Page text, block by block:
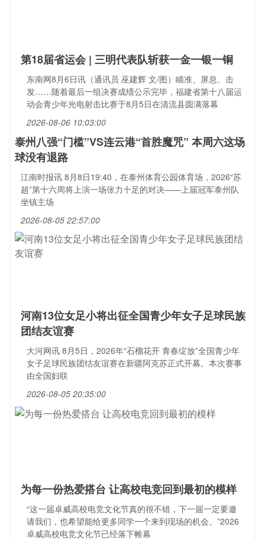
第18届省运会 | 三明代表队斩获一金一银一铜
东南网8月6日讯（通讯员 巫建辉 文/图）瞄准、屏息、击
发……随着最后一组决赛成绩公示完毕，福建省第十八届运
动会青少年光电射击比赛于8月5日在清流县圆满落幕
2026-08-06 10:03:00
泰州八强“门槛”VS连云港“首胜魔咒” 本周六这场
球没有退路
江南时报讯 8月8日19:40，在泰州体育公园体育场，2026“苏
超”第十六周将上演一场张力十足的对决——上届冠军泰州队
坐镇主场
2026-08-05 22:57:00
河南13位女足小将出征全国青少年女子足球民族
团结友谊赛
大河网讯 8月5日，2026年“石榴花开 青春绽放”全国青少年
女子足球民族团结友谊赛在新疆阿克苏正式开幕。本次赛事
由全国妇联
2026-08-05 20:35:00
为每一份热爱搭台 让高校电竞回到最初的模样
“这一届卓威高校电竞文化节真的很不错，下一届一定要邀
请我们，也希望能给更多同学一个来到现场的机会。”2026
卓威高校电竞文化节已经落下帷幕